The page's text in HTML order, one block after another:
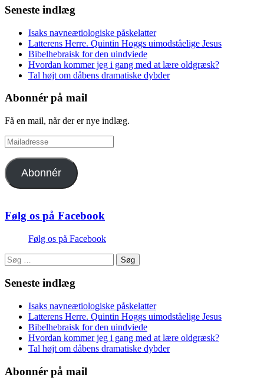
sang
om
kirkens
budskab
til
et
frygtramt
samfund
Seneste indlæg
Isaks navneætiologiske påskelatter
Latterens Herre. Quintin Hoggs uimodståelige Jesus
Bibelhebraisk for den uindviede
Hvordan kommer jeg i gang med at lære oldgræsk?
Tal højt om dåbens dramatiske dybder
Abonnér på mail
Få en mail, når der er nye indlæg.
Mailadresse
Abonnér
Følg os på Facebook
Følg os på Facebook
Søg
efter:
Seneste indlæg
Isaks navneætiologiske påskelatter
Latterens Herre. Quintin Hoggs uimodståelige Jesus
Bibelhebraisk for den uindviede
Hvordan kommer jeg i gang med at lære oldgræsk?
Tal højt om dåbens dramatiske dybder
Abonnér på mail